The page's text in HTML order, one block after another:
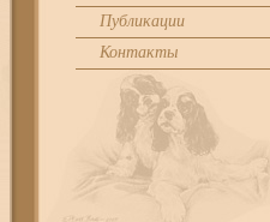
Публикации
Контакты